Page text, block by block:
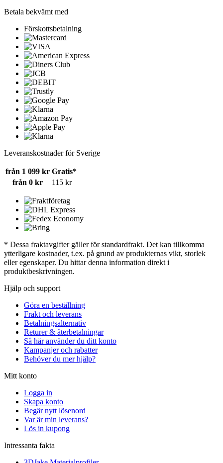
Betala bekvämt med
Förskottsbetalning
Leveranskostnader för Sverige
från 1 099 kr Gratis*
från 0 kr
115 kr
* Dessa fraktavgifter gäller för standardfrakt. Det kan tillkomma
ytterligare kostnader, t.ex. på grund av produkternas vikt, storlek
eller egenskaper. Du hittar denna information direkt i
produktbeskrivningen.
Hjälp och support
Göra en beställning
Frakt och leverans
Betalningsalternativ
Returer & återbetalningar
Så här använder du ditt konto
Kampanjer och rabatter
Behöver du mer hjälp?
Mitt konto
Logga in
Skapa konto
Begär nytt lösenord
Var är min leverans?
Lös in kupong
Intressanta fakta